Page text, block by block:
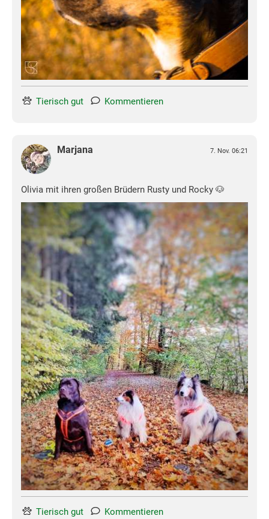
Tierisch gut Kommentieren
Marjana 7. Nov. 06:21
Olivia mit ihren großen Brüdern Rusty und Rocky 🐶
Tierisch gut Kommentieren